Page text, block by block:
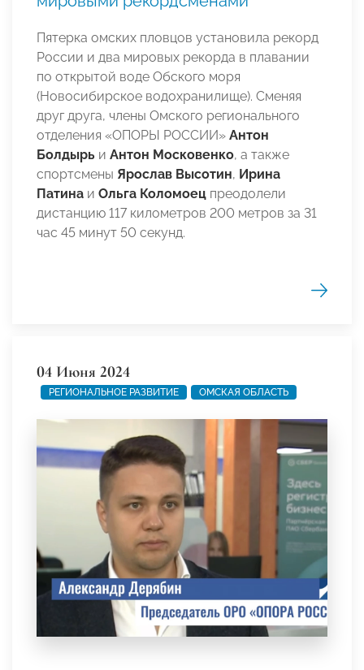
Пятерка омских пловцов установила рекорд
России и два мировых рекорда в плавании
по открытой воде Обского моря
(Новосибирское водохранилище). Сменяя
друг друга, члены Омского регионального
отделения «ОПОРЫ РОССИИ» Антон
Болдырь и Антон Московенко, а также
спортсмены Ярослав Высотин, Ирина
Патина и Ольга Коломоец преодолели
дистанцию 117 километров 200 метров за 31
час 45 минут 50 секунд.
04 Июня 2024
РЕГИОНАЛЬНОЕ РАЗВИТИЕ ОМСКАЯ ОБЛАСТЬ